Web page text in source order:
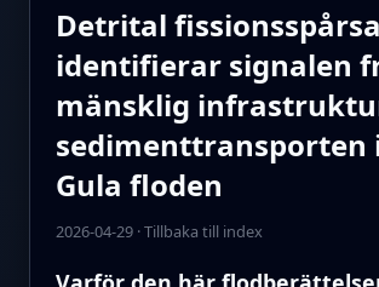
Detrital
identifierar signalen
mänsklig
sedimenttransporten
Gula floden
2026-04-29·Tillbaka till index